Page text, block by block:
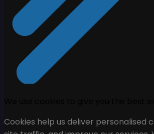
Cookies help us deliver personalised